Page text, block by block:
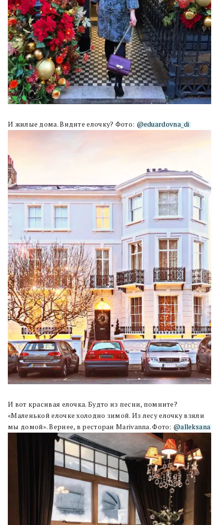
И жилые дома. Видите елочку? Фото: @eduardovna_di
И вот красивая елочка. Будто из песни, помните?
«Маленькой елочке холодно зимой. Из лесу елочку взяли
мы домой». Вернее, в ресторан Marivanna. Фото: @alleksana